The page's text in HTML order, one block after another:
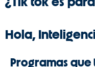
Hola,
Programas